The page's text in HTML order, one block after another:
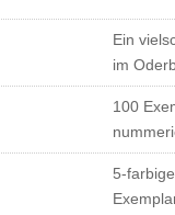
Ein
im
100
5-